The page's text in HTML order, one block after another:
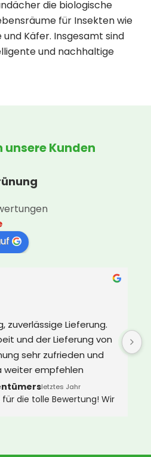
die biologische
für Insekten wie
Käfer. Insgesamt sind
und nachhaltige
unsere Kunden
zuverlässige Lieferung.
und der Lieferung von
sehr zufrieden und
weiter empfehlen
letztes Jahr
die tolle Bewertung! Wir